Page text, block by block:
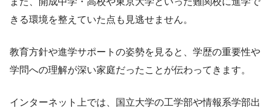
きる環境を整えていた点も見逃せません。
教育方針や進学サポートの姿勢を見ると、学歴の重要性や
学問への理解が深い家庭だったことが伝わってきます。
インターネット上では、国立大学の工学部や情報系学部出